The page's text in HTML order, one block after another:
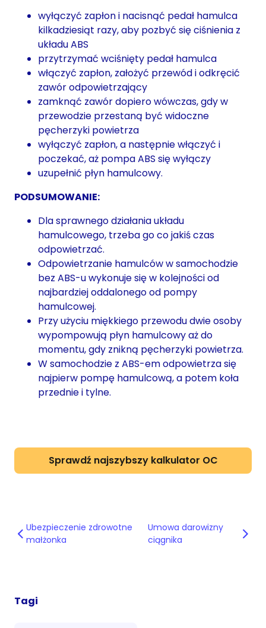
wyłączyć zapłon i nacisnąć pedał hamulca
kilkadziesiąt razy, aby pozbyć się ciśnienia z
układu ABS
przytrzymać wciśnięty pedał hamulca
włączyć zapłon, założyć przewód i odkręcić
zawór odpowietrzający
zamknąć zawór dopiero wówczas, gdy w
przewodzie przestaną być widoczne
pęcherzyki powietrza
wyłączyć zapłon, a następnie włączyć i
poczekać, aż pompa ABS się wyłączy
uzupełnić płyn hamulcowy.
PODSUMOWANIE:
Dla sprawnego działania układu
hamulcowego, trzeba go co jakiś czas
odpowietrzać.
Odpowietrzanie hamulców w samochodzie
bez ABS-u wykonuje się w kolejności od
najbardziej oddalonego od pompy
hamulcowej.
Przy użyciu miękkiego przewodu dwie osoby
wypompowują płyn hamulcowy aż do
momentu, gdy znikną pęcherzyki powietrza.
W samochodzie z ABS-em odpowietrza się
najpierw pompę hamulcową, a potem koła
przednie i tylne.
Sprawdź najszybszy kalkulator OC
Ubezpieczenie zdrowotne
małżonka
Umowa darowizny
ciągnika
Tagi